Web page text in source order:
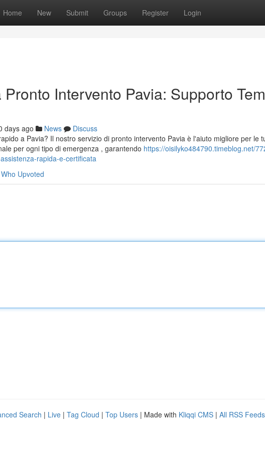
Home New Submit Groups Register Login
Intervento Pavia: Supporto
days ago News
Discuss
a Pavia? Il nostro servizio di pronto intervento Pavia è l'aiuto migliore per le
per ogni tipo di emergenza , garantendo https://oisilyko484790.timeblog.net/
rapida-e-certificata
Who Upvoted
Search | Live | Tag Cloud | Top Users | Made with Kliqqi CMS | All RSS Feeds